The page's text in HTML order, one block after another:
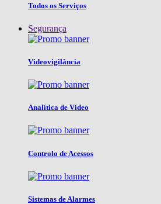
Todos os Serviços
Segurança
Videovigilância
Analítica de Vídeo
Controlo de Acessos
Sistemas de Alarmes